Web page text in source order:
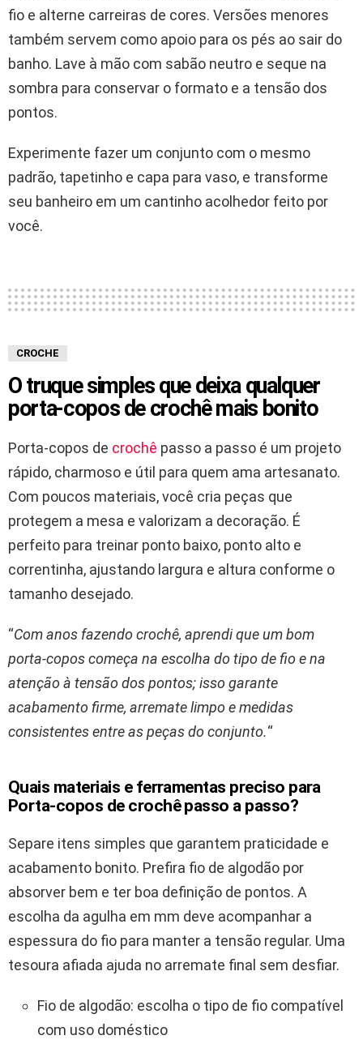
fio e alterne carreiras de cores. Versões menores
também servem como apoio para os pés ao sair do
banho. Lave à mão com sabão neutro e seque na
sombra para conservar o formato e a tensão dos
pontos.
Experimente fazer um conjunto com o mesmo
padrão, tapetinho e capa para vaso, e transforme
seu banheiro em um cantinho acolhedor feito por
você.
CROCHE
O truque simples que deixa qualquer
porta-copos de crochê mais bonito
Porta-copos de crochê passo a passo é um projeto
rápido, charmoso e útil para quem ama artesanato.
Com poucos materiais, você cria peças que
protegem a mesa e valorizam a decoração. É
perfeito para treinar ponto baixo, ponto alto e
correntinha, ajustando largura e altura conforme o
tamanho desejado.
“Com anos fazendo crochê, aprendi que um bom
porta-copos começa na escolha do tipo de fio e na
atenção à tensão dos pontos; isso garante
acabamento firme, arremate limpo e medidas
consistentes entre as peças do conjunto.“
Quais materiais e ferramentas preciso para
Porta-copos de crochê passo a passo?
Separe itens simples que garantem praticidade e
acabamento bonito. Prefira fio de algodão por
absorver bem e ter boa definição de pontos. A
escolha da agulha em mm deve acompanhar a
espessura do fio para manter a tensão regular. Uma
tesoura afiada ajuda no arremate final sem desfiar.
Fio de algodão: escolha o tipo de fio compatível
com uso doméstico